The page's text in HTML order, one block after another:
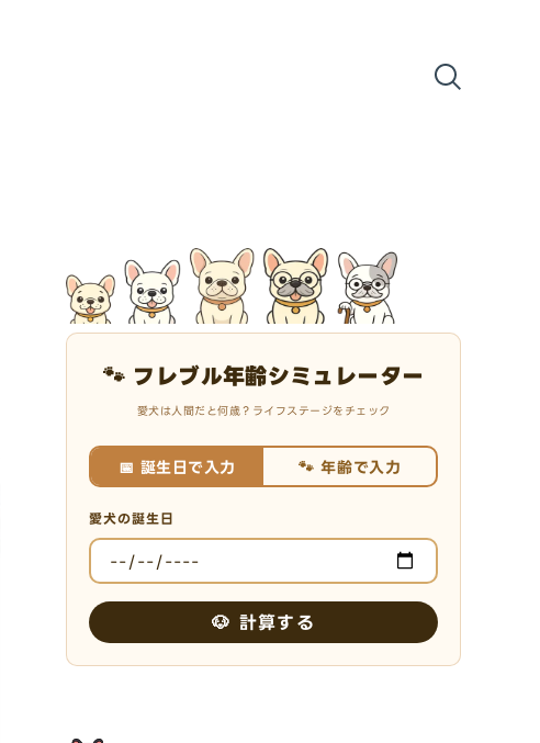
🐾 フレブル年齢シミュレーター
愛犬は人間だと何歳？ライフステージをチェック
📅 誕生日で入力 🐾 年齢で入力
愛犬の誕生日
🐶 計算する